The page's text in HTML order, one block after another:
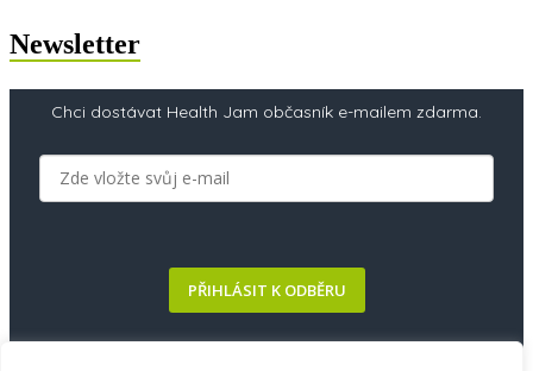
Newsletter
Chci dostávat Health Jam občasník e-mailem zdarma.
PŘIHLÁSIT K ODBĚRU